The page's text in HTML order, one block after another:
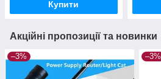
Купити
Акційні пропозиції та новинки
–3% –3%